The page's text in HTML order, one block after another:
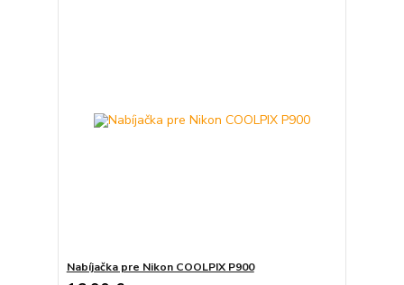
Nabíjačka pre Nikon COOLPIX P900